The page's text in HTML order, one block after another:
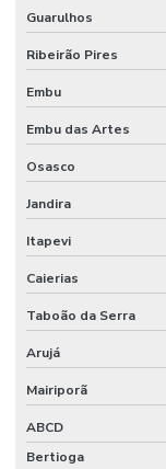
Guarulhos
Ribeirão Pires
Embu
Embu das Artes
Osasco
Jandira
Itapevi
Caierias
Taboão da Serra
Arujá
Mairiporã
ABCD
Bertioga